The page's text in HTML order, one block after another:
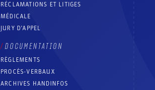
RÉCLAMATIONS ET LITIGES
MÉDICALE
JURY D’APPEL
DOCUMENTATION
RÈGLEMENTS
PROCÈS-VERBAUX
ARCHIVES HANDINFOS